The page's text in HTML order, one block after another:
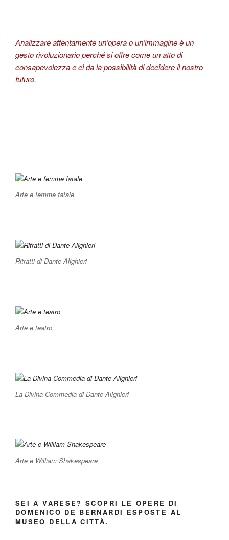
Analizzare attentamente un’opera o un’immagine è un
gesto rivoluzionario perché si offre come un atto di
consapevolezza e ci da la possibilità di decidere il nostro
futuro.
Arte e femme fatale
Ritratti di Dante Alighieri
Arte e teatro
La Divina Commedia di Dante Alighieri
Arte e William Shakespeare
SEI A VARESE? SCOPRI LE OPERE DI
DOMENICO DE BERNARDI ESPOSTE AL
MUSEO DELLA CITTÀ.